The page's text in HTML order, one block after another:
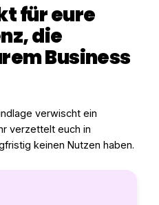
für eure
die
Business
verwischt ein
verzettelt euch in
keinen Nutzen haben.